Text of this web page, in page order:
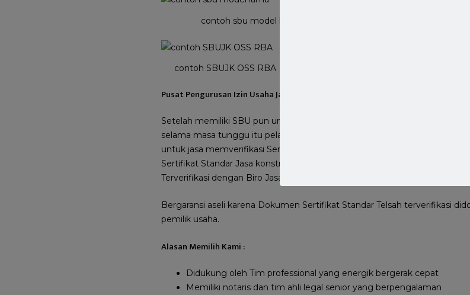
contoh sbu model lama
contoh SBUJK OSS RBA
Pusat Pengurusan Izin Usaha Jasa Konstruksi Proses Cepat Resmi
Setelah memiliki SBU pun untuk melakukan verifikasi diperlukan waktu
selama masa tunggu itu pelaku usaha tidak bisa menjalankan kegiatan
untuk jasa memverifikasi Sertifikat Standar dan IZIN dengan cara yang
Sertifikat Standar Jasa konstruksi. Anda bisa melakukan negosiasi Biaya
Terverifikasi dengan Biro Jasa ini. Bersama kami proses untuk verifikasi ini
Bergaransi aseli karena Dokumen Sertifikat Standar Telsah terverifikasi
pemilik usaha.
Alasan Memilih Kami :
Didukung oleh Tim professional yang energik bergerak cepat
Memiliki notaris dan tim ahli legal senior yang berpengalaman